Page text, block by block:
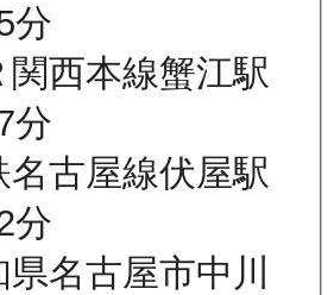
分
関西本線蟹江駅
分
名古屋線伏屋駅
分
県名古屋市中川